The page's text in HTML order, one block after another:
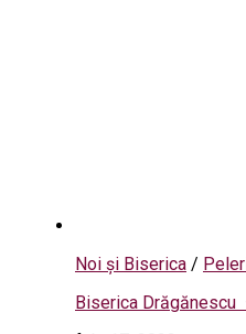
Noi și Biserica /
Biserica